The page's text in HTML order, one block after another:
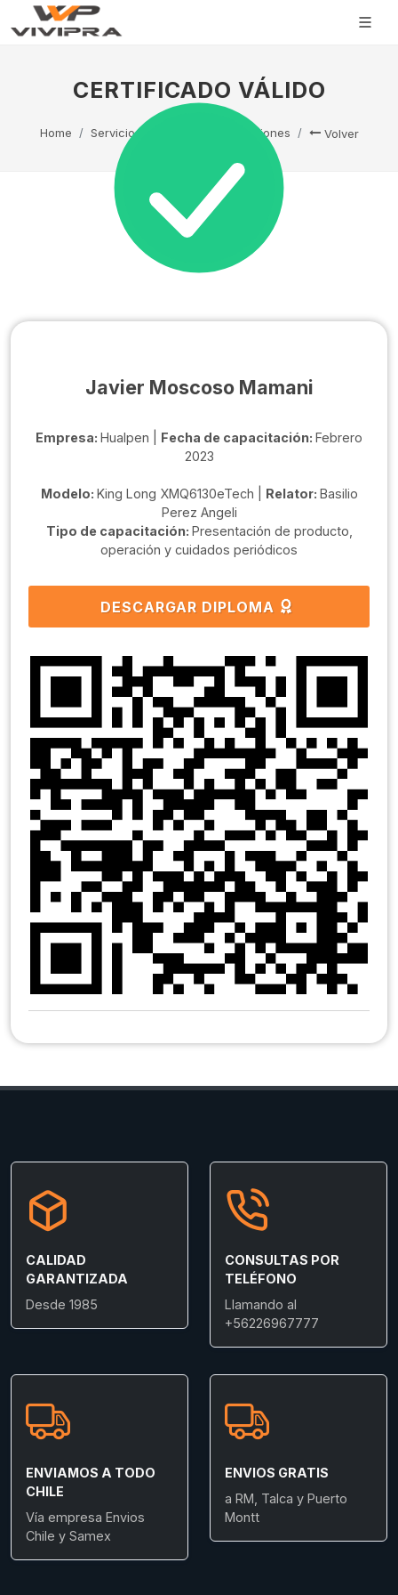
CERTIFICADO VÁLIDO
Home Servicio Técnico Capacitaciones Volver
Javier Moscoso Mamani
Empresa: Hualpen | Fecha de capacitación: Febrero
2023
Modelo: King Long XMQ6130eTech | Relator: Basilio
Perez Angeli
Tipo de capacitación: Presentación de producto,
operación y cuidados periódicos
DESCARGAR DIPLOMA
CALIDAD
GARANTIZADA
Desde 1985
CONSULTAS POR
TELÉFONO
Llamando al
+56226967777
ENVIAMOS A TODO
CHILE
Vía empresa Envios
Chile y Samex
ENVIOS GRATIS
a RM, Talca y Puerto
Montt